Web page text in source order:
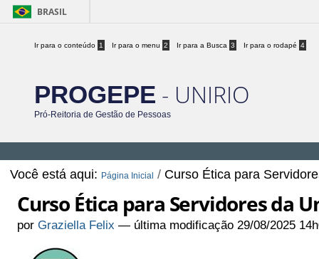
BRASIL
Ir para o conteúdo 1 Ir para o menu 2 Ir para a Busca 3 Ir para o rodapé 4
PROGEPE - UNIRIO
Pró-Reitoria de Gestão de Pessoas
Você está aqui: Página Inicial / Curso Ética para
Curso Ética para Servidores da
porGraziella Felix — última modificação 29/08/2025